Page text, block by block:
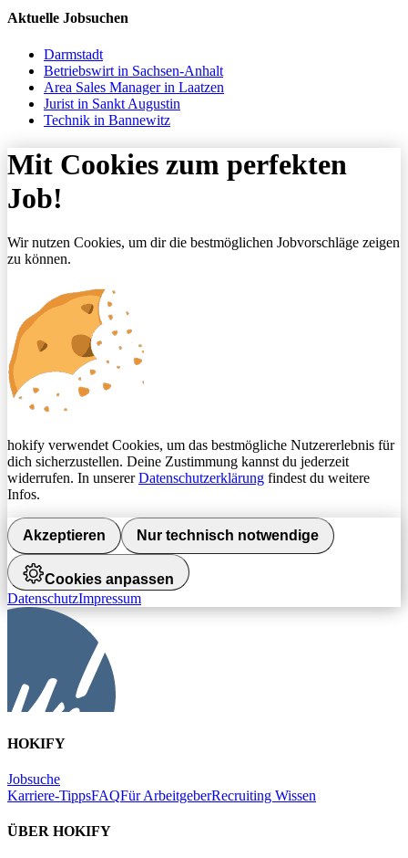
Aktuelle Jobsuchen
Darmstadt
Betriebswirt in Sachsen-Anhalt
Area Sales Manager in Laatzen
Jurist in Sankt Augustin
Technik in Bannewitz
Mit Cookies zum perfekten
Job!
Wir nutzen Cookies, um dir die bestmöglichen Jobvorschläge zeigen
zu können.
hokify verwendet Cookies, um das bestmögliche Nutzererlebnis für
dich sicherzustellen. Deine Zustimmung kannst du jederzeit
widerrufen. In unsererDatenschutzerklärung findest du weitere
Infos.
Akzeptieren Nur technisch notwendige
Cookies anpassen
DatenschutzImpressum
HOKIFY
Jobsuche
Karriere-TippsFAQFür ArbeitgeberRecruiting Wissen
ÜBER HOKIFY